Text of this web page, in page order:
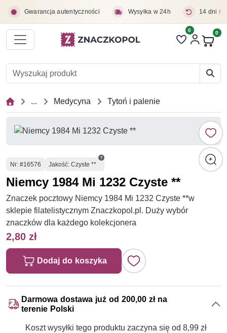
Gwarancja autentyczności Wysyłka w 24h 14 dni
Liczba pozycji
0 0
... Medycyna Tytoń i palenie
Numer
Nr: #16576 Jakość: Czyste **
Niemcy 1984 Mi 1232 Czyste **
Znaczek pocztowy Niemcy 1984 Mi 1232 Czyste **w
sklepie filatelistycznym Znaczkopol.pl. Duży wybór
znaczków dla każdego kolekcjonera
2,80 zł
Dodaj do koszyka
Darmowa dostawa już od 200,00 zł na
terenie Polski
Koszt wysyłki tego produktu zaczyna się od 8,99 zł